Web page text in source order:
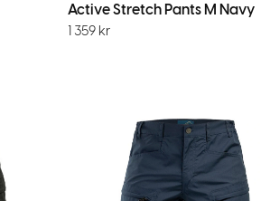
Active Stretch Pants M Navy
1 359 kr